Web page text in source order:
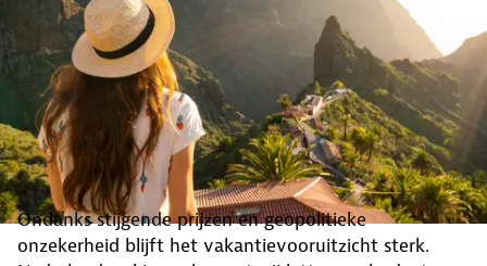
Ondanks stijgende prijzen en geopolitieke
onzekerheid blijft het vakantievooruitzicht sterk.